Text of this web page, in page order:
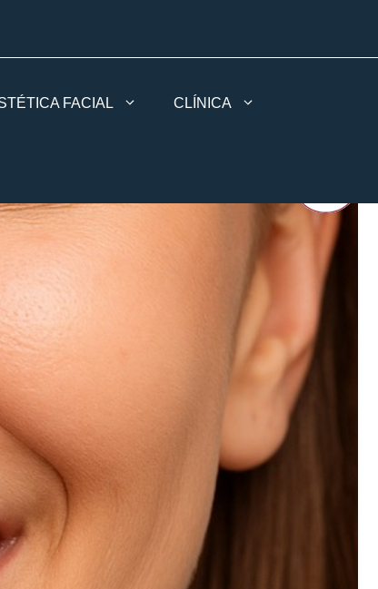
FACIAL CLÍNICA